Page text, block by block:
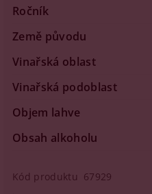
Ročník
Země původu
Vinařská oblast
Vinařská podoblast
Objem lahve
Obsah alkoholu
Kód produktu 67929